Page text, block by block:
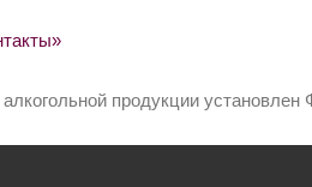
продукции